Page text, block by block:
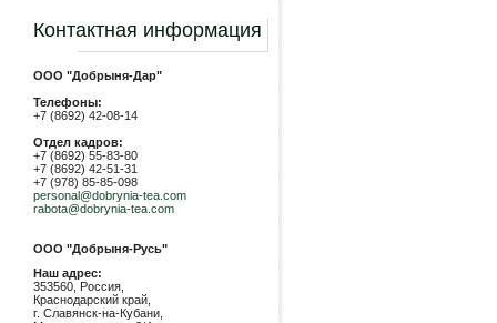
Контактная информация
ООО "Добрыня-Дар"
Телефоны:
+7 (8692) 42-08-14
Отдел кадров:
+7 (8692) 55-83-80
+7 (8692) 42-51-31
+7 (978) 85-85-098
personal@dobrynia-tea.com
rabota@dobrynia-tea.com
ООО "Добрыня-Русь"
Наш адрес:
353560, Россия,
Краснодарский край,
г. Славянск-на-Кубани,